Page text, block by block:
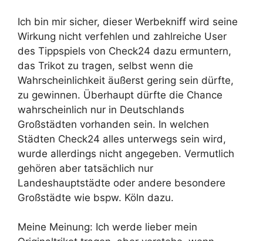
Ich bin mir sicher, dieser Werbekniff wird seine
Wirkung nicht verfehlen und zahlreiche User
des Tippspiels von Check24 dazu ermuntern,
das Trikot zu tragen, selbst wenn die
Wahrscheinlichkeit äußerst gering sein dürfte,
zu gewinnen. Überhaupt dürfte die Chance
wahrscheinlich nur in Deutschlands
Großstädten vorhanden sein. In welchen
Städten Check24 alles unterwegs sein wird,
wurde allerdings nicht angegeben. Vermutlich
gehören aber tatsächlich nur
Landeshauptstädte oder andere besondere
Großstädte wie bspw. Köln dazu.
Meine Meinung: Ich werde lieber mein